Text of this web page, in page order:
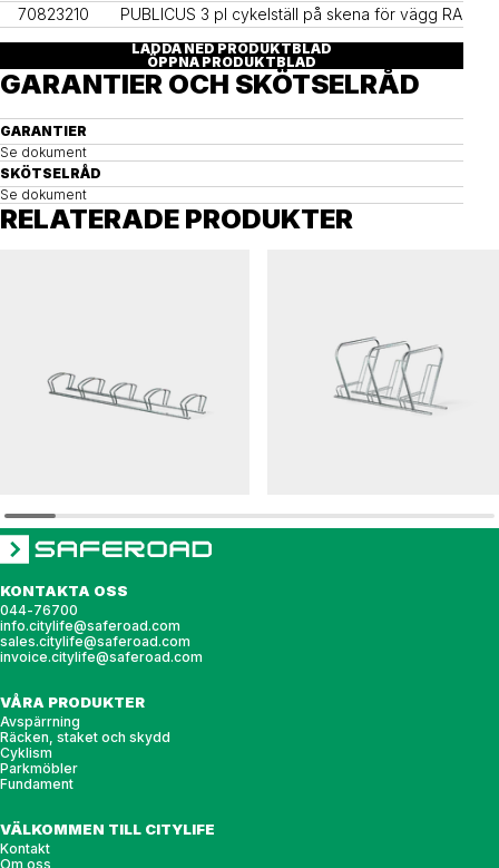
70823210
PUBLICUS 3 pl cykelställ på skena för vägg RAL____
LADDA NED PRODUKTBLAD
ÖPPNA PRODUKTBLAD
GARANTIER OCH SKÖTSELRÅD
GARANTIER
Se dokument
SKÖTSELRÅD
Se dokument
RELATERADE PRODUKTER
KONTAKTA OSS
044-76700
info.citylife@saferoad.com
sales.citylife@saferoad.com
invoice.citylife@saferoad.com
VÅRA PRODUKTER
Avspärrning
Räcken, staket och skydd
Cyklism
Parkmöbler
Fundament
VÄLKOMMEN TILL CITYLIFE
Kontakt
Om oss